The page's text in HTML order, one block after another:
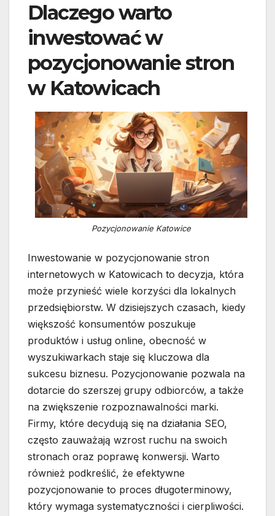
Dlaczego warto
inwestować w
pozycjonowanie stron
w Katowicach
Pozycjonowanie Katowice
Inwestowanie w pozycjonowanie stron
internetowych w Katowicach to decyzja, która
może przynieść wiele korzyści dla lokalnych
przedsiębiorstw. W dzisiejszych czasach, kiedy
większość konsumentów poszukuje
produktów i usług online, obecność w
wyszukiwarkach staje się kluczowa dla
sukcesu biznesu. Pozycjonowanie pozwala na
dotarcie do szerszej grupy odbiorców, a także
na zwiększenie rozpoznawalności marki.
Firmy, które decydują się na działania SEO,
często zauważają wzrost ruchu na swoich
stronach oraz poprawę konwersji. Warto
również podkreślić, że efektywne
pozycjonowanie to proces długoterminowy,
który wymaga systematyczności i cierpliwości.